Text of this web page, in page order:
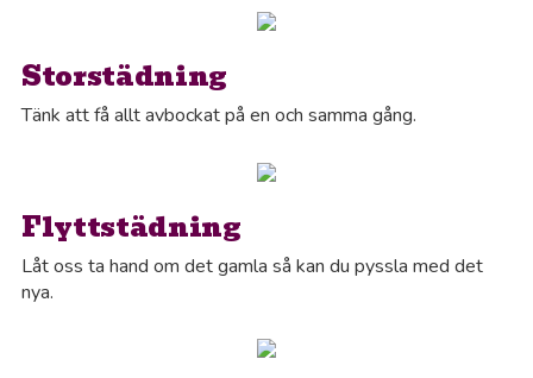
Storstädning
Tänk att få allt avbockat på en och samma gång.
Flyttstädning
Låt oss ta hand om det gamla så kan du pyssla med det
nya.